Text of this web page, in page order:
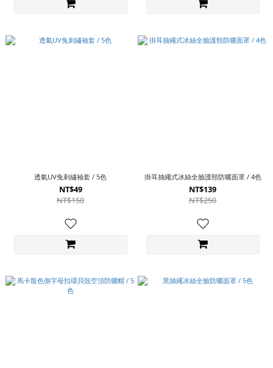
透氣UV兔刺繡袖套 / 5色
NT$49
NT$150
掛耳抽繩式冰絲全臉護頸防曬面罩 / 4色
NT$139
NT$250